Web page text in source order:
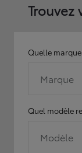
Trouvez
Quelle
Marque
Quel modèle
Modèle